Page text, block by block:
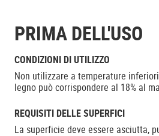
PRIMA DELL'USO
CONDIZIONI DI UTILIZZO
Non utilizzare a temperature inferiori
legno può corrispondere al 18% al
REQUISITI DELLE SUPERFICI
La superficie deve essere asciutta,